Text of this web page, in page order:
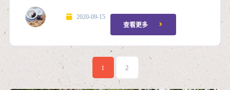
2020-09-15
查看更多
1 2